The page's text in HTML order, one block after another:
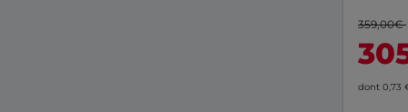
359,00€
dont 0,73